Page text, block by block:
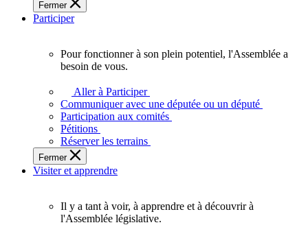
Ontariennes
et
Fermer
Participer
plein
potentiel,
l'Assemblée
a
besoin
de
Pour fonctionner à son plein potentiel, l'Assemblée a
besoin de vous.
Aller à Participer
Communiquer avec une députée ou un député
Participation aux comités
Pétitions
Réserver les terrains
Fermer
Visiter et apprendre
Il y a tant à voir, à apprendre et à découvrir à
l'Assemblée législative.